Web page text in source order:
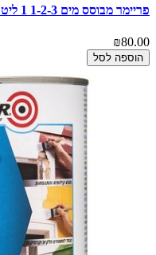
פריימר מבוסס מים 1-2-3 1 ליטר
₪80.00
הוספה לסל